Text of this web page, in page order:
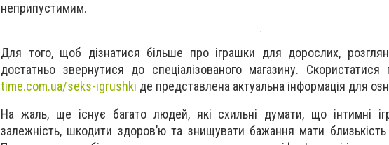
неприпустимим.
Для того, щоб дізнатися більше про іграшки для дорослих,
достатньо звернутися до спеціалізованого магазину. Скористатися
time.com.ua/seks-igrushki де представлена актуальна інформація для
На жаль, ще існує багато людей, які схильні думати, що інтимні
залежність, шкодити здоров’ю та знищувати бажання мати